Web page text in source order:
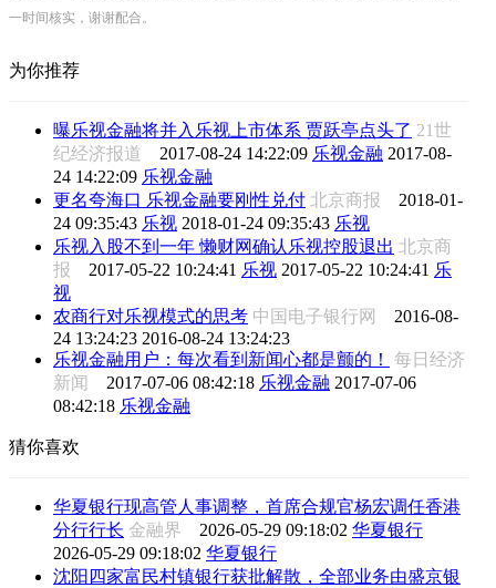
一时间核实，谢谢配合。
为你推荐
曝乐视金融将并入乐视上市体系 贾跃亭点头了 21世
纪经济报道 2017-08-24 14:22:09 乐视金融 2017-08-
24 14:22:09 乐视金融
更名夸海口 乐视金融要刚性兑付 北京商报 2018-01-
24 09:35:43 乐视 2018-01-24 09:35:43 乐视
乐视入股不到一年 懒财网确认乐视控股退出 北京商
报 2017-05-22 10:24:41 乐视 2017-05-22 10:24:41 乐
视
农商行对乐视模式的思考 中国电子银行网 2016-08-
24 13:24:23 2016-08-24 13:24:23
乐视金融用户：每次看到新闻心都是颤的！
每日经济
新闻 2017-07-06 08:42:18 乐视金融 2017-07-06
08:42:18 乐视金融
猜你喜欢
华夏银行现高管人事调整，首席合规官杨宏调任香港
分行行长 金融界 2026-05-29 09:18:02 华夏银行
2026-05-29 09:18:02 华夏银行
沈阳四家富民村镇银行获批解散，全部业务由盛京银